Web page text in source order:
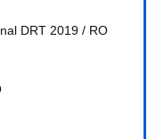
DRT 2019 / RO